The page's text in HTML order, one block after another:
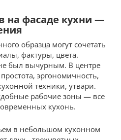
на фасаде кухни —
образца могут сочетать
фактуры, цвета.
был вычурным. В центре
эргономичность,
техники, утвари.
рабочие зоны — все
кухонь.
в небольшом кухонном